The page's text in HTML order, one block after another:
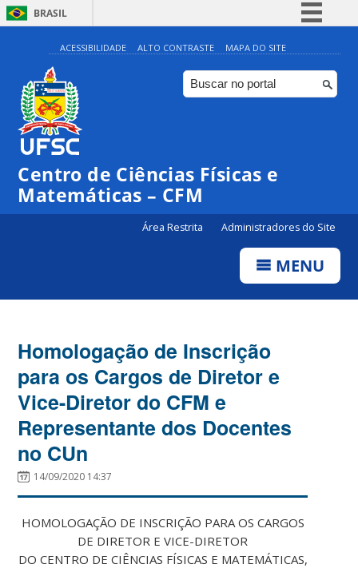
BRASIL
Simplifique!
Comunica BR
Participe
Canais
ACESSIBILIDADE ALTO CONTRASTE MAPA DO SITE
Centro de Ciências Físicas e
Matemáticas – CFM
Área Restrita Administradores do Site
MENU
Homologação de Inscrição
para os Cargos de Diretor e
Vice-Diretor do CFM e
Representante dos Docentes
no CUn
14/09/2020 14:37
HOMOLOGAÇÃO DE INSCRIÇÃO PARA OS CARGOS
DE DIRETOR E VICE-DIRETOR
DO CENTRO DE CIÊNCIAS FÍSICAS E MATEMÁTICAS,